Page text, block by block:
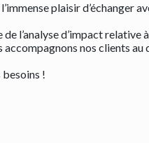
plaisir
de l’analyse d’impact
nos clients au
!